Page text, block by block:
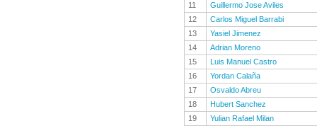
11
Guillermo Jose Aviles
12
Carlos Miguel Barrabi
13
Yasiel Jimenez
14
Adrian Moreno
15
Luis Manuel Castro
16
Yordan Calaña
17
Osvaldo Abreu
18
Hubert Sanchez
19
Yulian Rafael Milan